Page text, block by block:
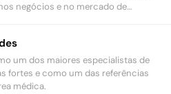
negócios e no mercado de
um dos maiores especialistas de
fortes e como um das referências
médica.